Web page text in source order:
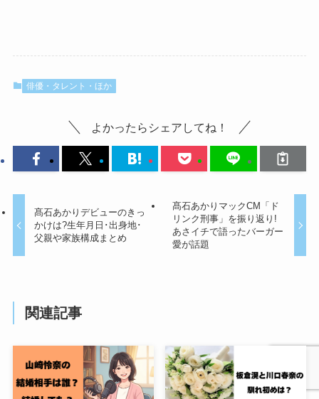
俳優・タレント・ほか
よかったらシェアしてね！
髙石あかりデビューのきっ
かけは?生年月日･出身地･
父親や家族構成まとめ
髙石あかりマックCM「ド
リンク刑事」を振り返り!
あさイチで語ったバーガー
愛が話題
関連記事